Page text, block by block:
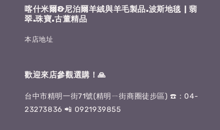
喀什米爾&尼泊爾羊絨與羊毛製品.波斯地毯 | 翡
翠.珠寶.古董精品
本店地址
歡迎來店參觀選購！🙏
台中市精明一街71號(精明ㄧ街商圈徒步區) ☎️：04-
23273836 📲 0921939855